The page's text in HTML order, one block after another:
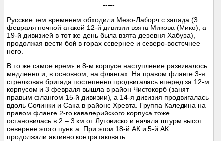
-----
Русские тем временем обходили Мезо-Лаборч с запада (3
февраля ночной атакой 12-й дивизии взята Микова (Мико), а
19-й дивизией в тот же день была взята деревня Хабура),
продолжая вести бой в горах севернее и северо-восточнее
него.
В то же самое время в 8-м корпусе наступление развивалось
медленно и, в основном, на флангах. На правом фланге 3-я
стрелковая бригада постепенно продвигалась вперед за 12-м
корпусом и 3 февраля вышла в район Чистокорб (занят
правым флангом 15-й дивизии), а 14-я дивизия продвигалась
вдоль Солинки и Сана в районе Хревта. Группа Каледина на
правом фланге 2-го кавалерийского корпуса тоже
остановилась в 2 – 3 км от Лутовиско и начала штурм высот
севернее этого пункта. При этом 18-й АК и 5-й АК
продолжали активно контратаковать.